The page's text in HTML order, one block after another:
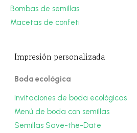
Bombas de semillas
Macetas de confeti
Impresión personalizada
Boda ecológica
Invitaciones de boda ecológicas
Menú de boda con semillas
Semillas Save-the-Date